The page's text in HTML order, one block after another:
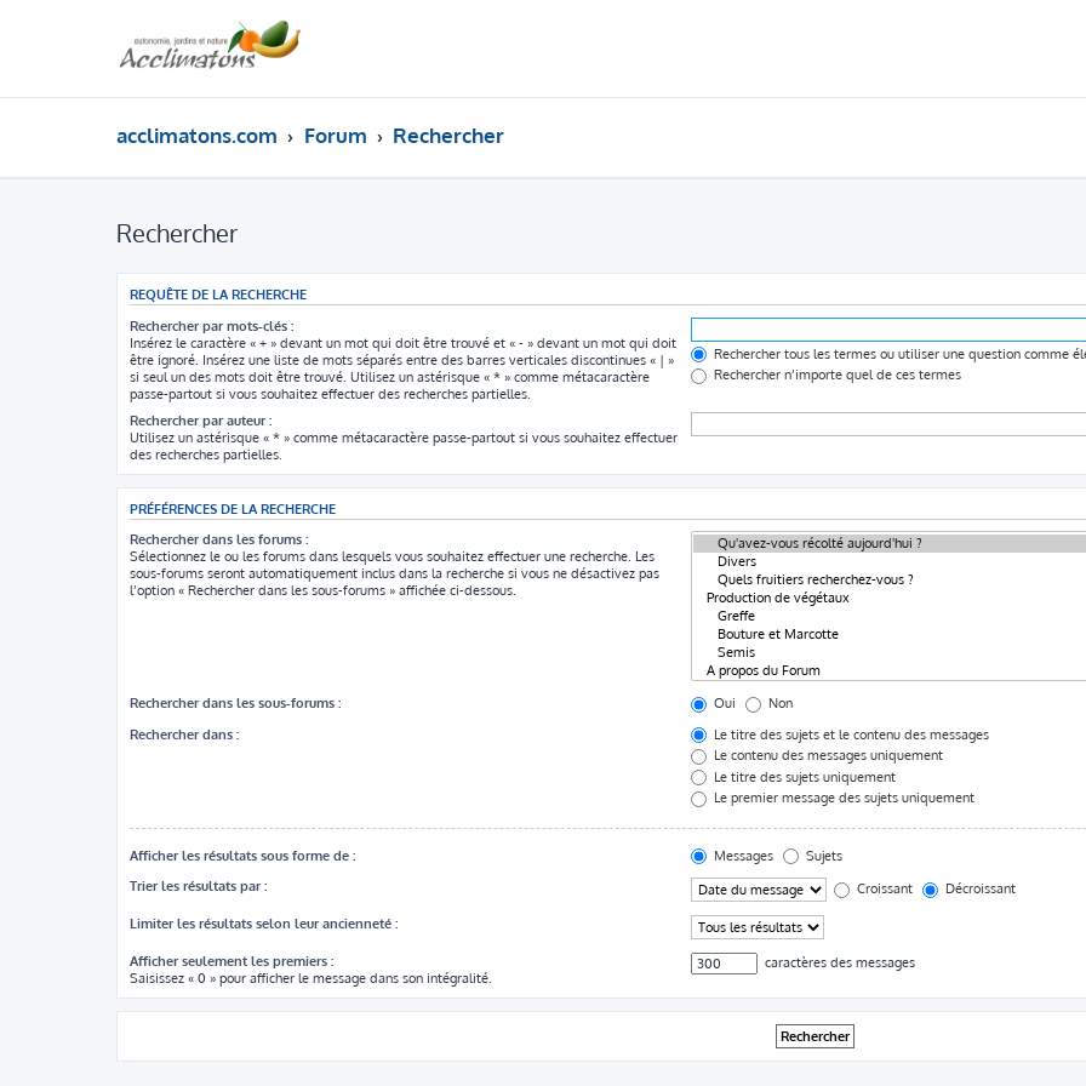
acclimatons.com Forum Rechercher
Rechercher
REQUÊTE DE LA RECHERCHE
Rechercher par mots-clés :
Insérez le caractère « + » devant un mot qui doit être trouvé et « - » devant un mot qui doit
être ignoré. Insérez une liste de mots séparés entre des barres verticales discontinues « | »
si seul un des mots doit être trouvé. Utilisez un astérisque « * » comme métacaractère
passe-partout si vous souhaitez effectuer des recherches partielles.
Rechercher tous les termes ou utiliser une question comme
Rechercher n’importe quel de ces termes
Rechercher par auteur :
Utilisez un astérisque « * » comme métacaractère passe-partout si vous souhaitez effectuer
des recherches partielles.
PRÉFÉRENCES DE LA RECHERCHE
Rechercher dans les forums :
Sélectionnez le ou les forums dans lesquels vous souhaitez effectuer une recherche. Les
sous-forums seront automatiquement inclus dans la recherche si vous ne désactivez pas
l’option « Rechercher dans les sous-forums » affichée ci-dessous.
Rechercher dans les sous-forums : Oui
Non
Rechercher dans :
Le titre des sujets et le contenu des messages
Le contenu des messages uniquement
Le titre des sujets uniquement
Le premier message des sujets uniquement
Afficher les résultats sous forme de : Messages
Sujets
Trier les résultats par :
Croissant Décroissant
Limiter les résultats selon leur ancienneté :
Afficher seulement les premiers :
Saisissez « 0 » pour afficher le message dans son intégralité.
caractères des messages